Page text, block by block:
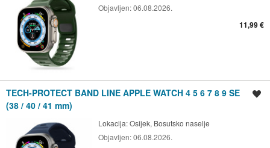
Objavljen:06.08.2026.
11,99 €
TECH-PROTECT BAND LINE APPLE WATCH 4 5 6 7 8 9 SE
(38 / 40 / 41 mm)
Lokacija:Osijek, Bosutsko naselje
Objavljen:06.08.2026.